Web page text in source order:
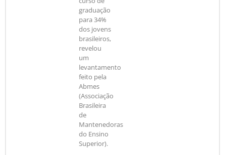
graduação
para 34%
dos jovens
brasileiros,
revelou
um
levantamento
feito pela
Abmes
(Associação
Brasileira
de
Mantenedoras
do Ensino
Superior).